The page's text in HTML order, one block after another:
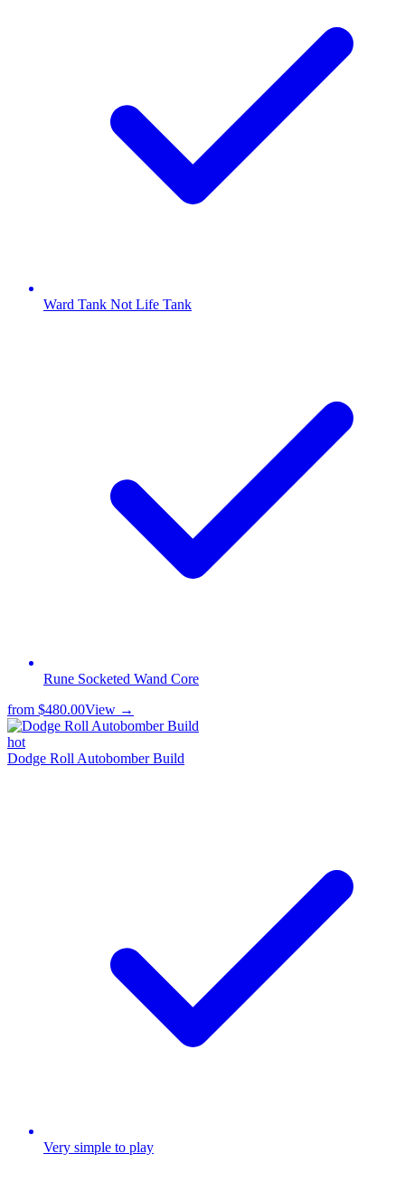
Ward Tank Not Life Tank
Rune Socketed Wand Core
from $480.00View →
hot
Dodge Roll Autobomber Build
Very simple to play